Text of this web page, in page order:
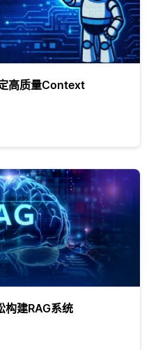
高质量Context
建RAG系统